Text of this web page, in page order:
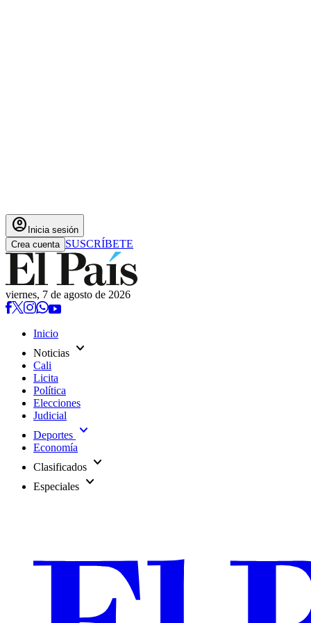
account_circle Inicia sesión
Crea cuenta SUSCRÍBETE
viernes, 7 de agosto de 2026
Inicio
Noticias expand_more
Cali
Licita
Política
Elecciones
Judicial
Deportes expand_more
Economía
Clasificados expand_more
Especiales expand_more